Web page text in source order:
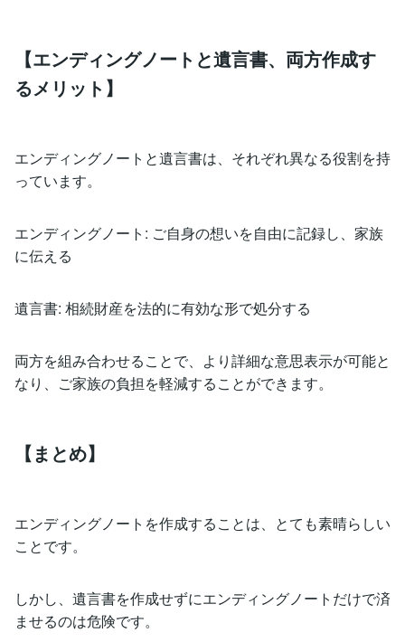
【エンディングノートと遺言書、両方作成す
るメリット】
エンディングノートと遺言書は、それぞれ異なる役割を持
っています。
エンディングノート: ご自身の想いを自由に記録し、家族
に伝える
遺言書: 相続財産を法的に有効な形で処分する
両方を組み合わせることで、より詳細な意思表示が可能と
なり、ご家族の負担を軽減することができます。
【まとめ】
エンディングノートを作成することは、とても素晴らしい
ことです。
しかし、遺言書を作成せずにエンディングノートだけで済
ませるのは危険です。